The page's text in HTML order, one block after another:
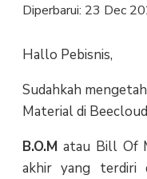
Diperbarui: 23 Dec
Hallo Pebisnis,
Sudahkah
Material di
B.O.Matau Bill Of
akhir yang terdiri